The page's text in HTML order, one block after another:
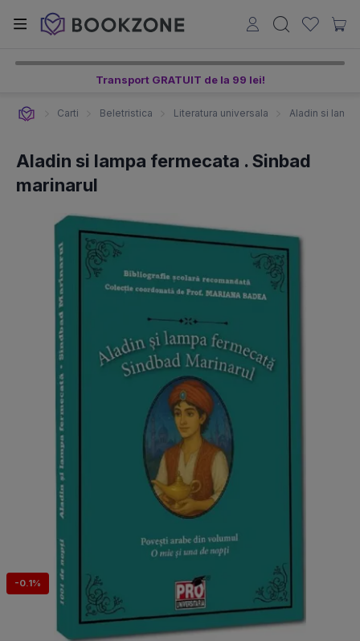
Transport GRATUIT de la 99 lei!
Carti Beletristica Literatura universala Aladin si
Aladin si lampa fermecata . Sinbad
marinarul
-0.1%